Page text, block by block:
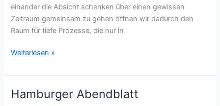
einander die Absicht schenken über einen gewissen
Zeitraum gemeinsam zu gehen öffnen wir dadurch den
Raum für tiefe Prozesse, die nur in
Weiterlesen »
Hamburger Abendblatt
Hamburger